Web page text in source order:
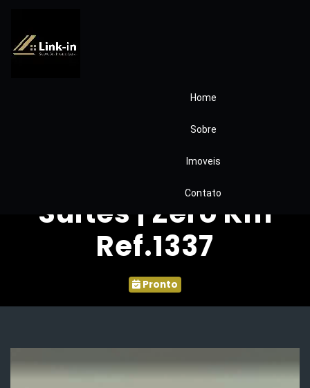
Home
Sobre
Imoveis
Contato
Casa Moderna e
Clean no Quinta de
São Fernando – 4
Suítes | Zero Km
Ref.1337
Pronto